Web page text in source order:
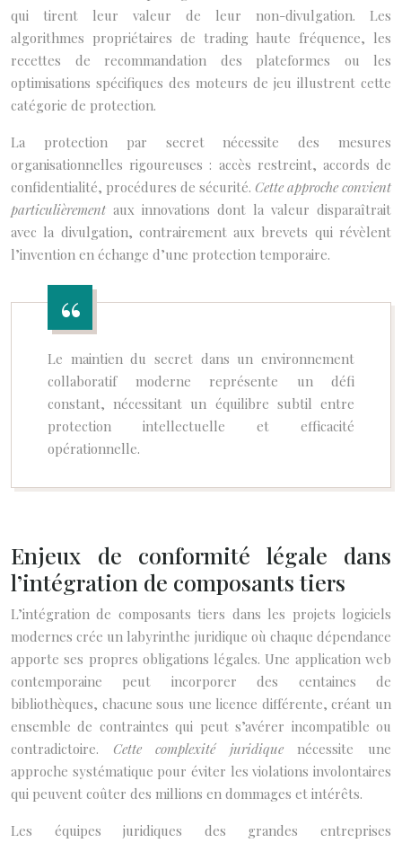
qui tirent leur valeur de leur non-divulgation. Les
algorithmes propriétaires de trading haute fréquence, les
recettes de recommandation des plateformes ou les
optimisations spécifiques des moteurs de jeu illustrent cette
catégorie de protection.
La protection par secret nécessite des mesures
organisationnelles rigoureuses : accès restreint, accords de
confidentialité, procédures de sécurité. Cette approche convient
particulièrement aux innovations dont la valeur disparaîtrait
avec la divulgation, contrairement aux brevets qui révèlent
l’invention en échange d’une protection temporaire.
Le maintien du secret dans un environnement
collaboratif moderne représente un défi
constant, nécessitant un équilibre subtil entre
protection intellectuelle et efficacité
opérationnelle.
Enjeux de conformité légale dans
l’intégration de composants tiers
L’intégration de composants tiers dans les projets logiciels
modernes crée un labyrinthe juridique où chaque dépendance
apporte ses propres obligations légales. Une application web
contemporaine peut incorporer des centaines de
bibliothèques, chacune sous une licence différente, créant un
ensemble de contraintes qui peut s’avérer incompatible ou
contradictoire. Cette complexité juridiquenécessite une
approche systématique pour éviter les violations involontaires
qui peuvent coûter des millions en dommages et intérêts.
Les équipes juridiques des grandes entreprises